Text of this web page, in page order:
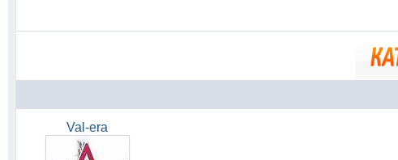
Val-era